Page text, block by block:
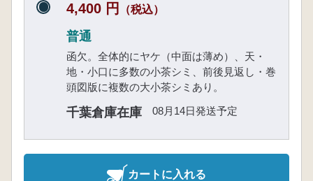
4,400 円 （税込）
普通
函欠。全体的にヤケ（中面は薄め）、天・
地・小口に多数の小茶シミ、前後見返し・巻
頭図版に複数の大小茶シミあり。
千葉倉庫在庫 08月14日発送予定
カートに入れる